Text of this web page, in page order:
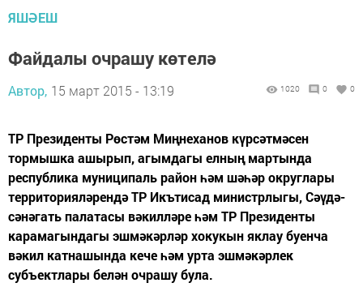
ЯШӘЕШ
Файдалы очрашу көтелә
Автор, 15 март 2015 - 13:19 1020 0 0
ТР Президенты Рөстәм Миңнеханов күрсәтмәсен
тормышка ашырып, агымдагы елның мартында
республика муниципаль район һәм шәһәр округлары
территорияләрендә ТР Икътисад министрлыгы, Сәүдә-
сәнәгать палатасы вәкилләре һәм ТР Президенты
карамагындагы эшмәкәрләр хокукын яклау буенча
вәкил катнашында кече һәм урта эшмәкәрлек
субъектлары белән очрашу була.